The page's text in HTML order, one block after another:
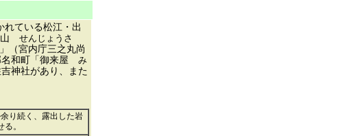
れている松江・出
山 せんじょうさ
（宮内庁三之丸尚
名和町「御来屋 み
神社があり、また
り続く、露出した岩
。